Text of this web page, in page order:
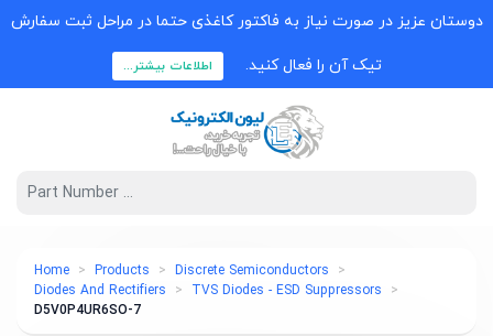
دوستان عزیز در صورت نیاز به فاکتور کاغذی حتما در مراحل ثبت سفارش
تیک آن را فعال کنید. اطلاعات بیشتر...
Home Products
Discrete Semiconductors
Diodes And Rectifiers
TVS Diodes - ESD Suppressors
D5V0P4UR6SO-7